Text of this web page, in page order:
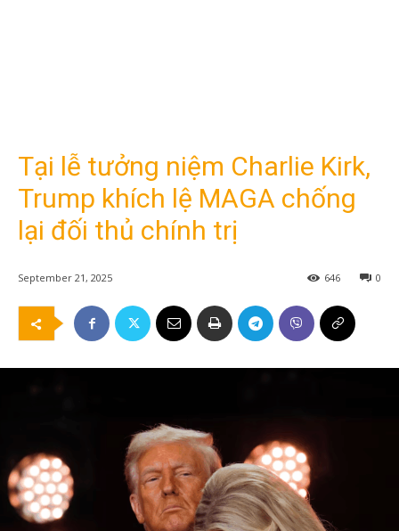
Tại lễ tưởng niệm Charlie Kirk,
Trump khích lệ MAGA chống
lại đối thủ chính trị
September 21, 2025 0
646